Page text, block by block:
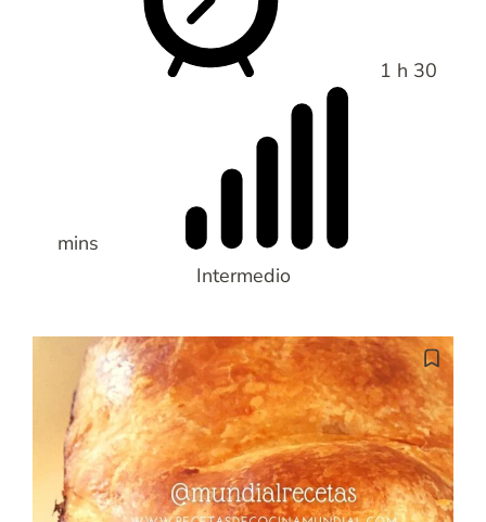
1 h 30
mins
Intermedio